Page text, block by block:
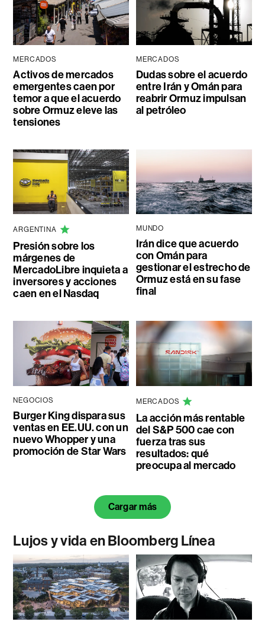
MERCADOS
Activos de mercados
emergentes caen por
temor a que el acuerdo
sobre Ormuz eleve las
tensiones
MERCADOS
Dudas sobre el acuerdo
entre Irán y Omán para
reabrir Ormuz impulsan
al petróleo
ARGENTINA
Presión sobre los
márgenes de
MercadoLibre inquieta a
inversores y acciones
caen en el Nasdaq
MUNDO
Irán dice que acuerdo
con Omán para
gestionar el estrecho de
Ormuz está en su fase
final
NEGOCIOS
Burger King dispara sus
ventas en EE.UU. con un
nuevo Whopper y una
promoción de Star Wars
MERCADOS
La acción más rentable
del S&P 500 cae con
fuerza tras sus
resultados: qué
preocupa al mercado
Cargar más
Lujos y vida en Bloomberg Línea